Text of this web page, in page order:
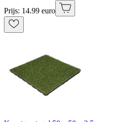
Prijs: 14.99 euro